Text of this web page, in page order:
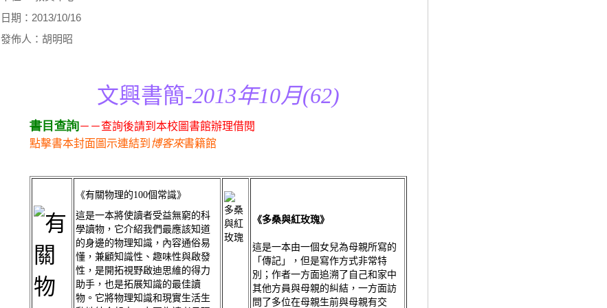
日期：2013/10/16
發佈人：胡明昭
文興書簡-2013年10月(62)
書目查詢－－查詢後請到本校圖書館辦理借閱
點擊書本封面圖示連結到 博客來書籍館
《有關物理的100個常識》
這是一本將使讀者受益無窮的科
學讀物，它介紹我們最應該知道
的身邊的物理知識，內容通俗易
懂，兼顧知識性、趣味性與啟發
性，是開拓視野啟迪思維的得力
助手，也是拓展知識的最佳讀
物。它將物理知識和現實生活生
《多桑與紅玫瑰》
這是一本由一個女兒為母親所寫的
「傳記」，但是寫作方式非常特
別；作者一方面追溯了自己和家中
其他方員與母親的糾結，一方面訪
問了多位在母親生前與母親有交